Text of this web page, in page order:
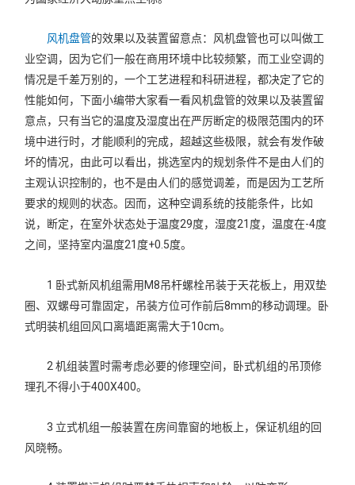
风机盘管的效果以及装置留意点：风机盘管也可以叫做工
业空调，因为它们一般在商用环境中比较频繁，而工业空调的
情况是千差万别的，一个工艺进程和科研进程，都决定了它的
性能如何，下面小编带大家看一看风机盘管的效果以及装置留
意点，只有当它的温度及湿度出在严厉断定的极限范围内的环
境中进行时，才能顺利的完成，超越这些极限，就会有发作破
坏的情况，由此可以看出，挑选室内的规划条件不是由人们的
主观认识控制的，也不是由人们的感觉调差，而是因为工艺所
要求的规则的状态。因而，这种空调系统的技能条件，比如
说，断定，在室外状态处于温度29度，湿度21度，温度在-4度
之间，坚持室内温度21度+0.5度。
1 卧式新风机组需用M8吊杆螺栓吊装于天花板上，用双垫
圈、双螺母可靠固定，吊装方位可作前后8mm的移动调理。卧
式明装机组回风口离墙距离需大于10cm。
2 机组装置时需考虑必要的修理空间，卧式机组的吊顶修
理孔不得小于400X400。
3 立式机组一般装置在房间靠窗的地板上，保证机组的回
风晓畅。